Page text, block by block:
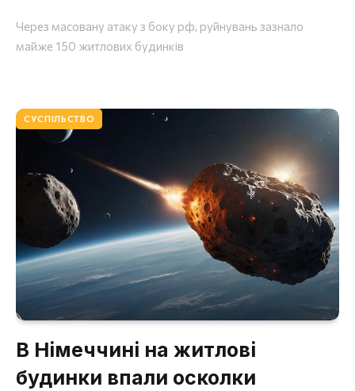
Через масовану атаку з боку рф, руйнувань зазнало
майже 150 житлових будинків
СУСПІЛЬСТВО
В Німеччині на житлові
будинки впали осколки